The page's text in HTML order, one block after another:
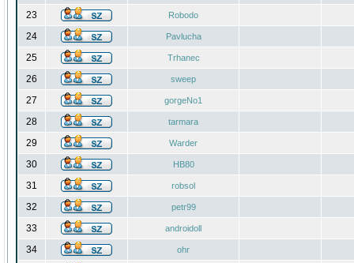
23 Robodo
24 Pavlucha
25 Trhanec
26 sweep
27 gorgeNo1
28 tarmara
29 Warder
30 HB80
31 robsol
32 petr99
33 androidoll
34 ohr